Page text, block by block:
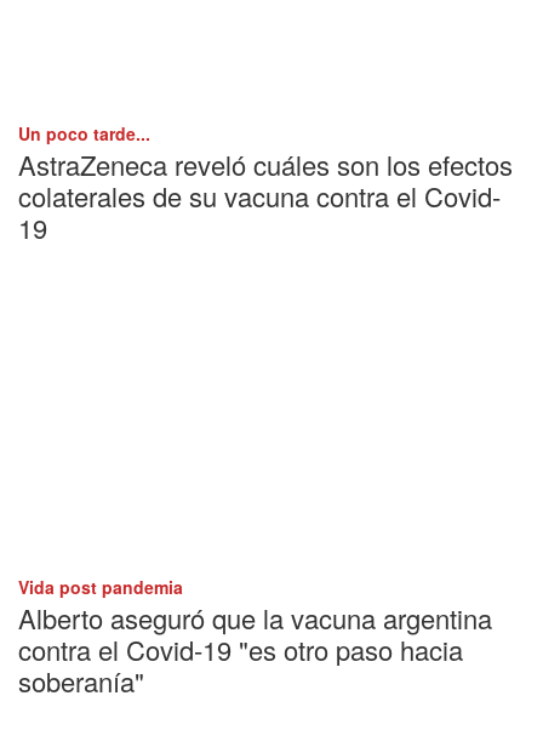
Un poco tarde...
AstraZeneca reveló cuáles son los efectos
colaterales de su vacuna contra el Covid-
19
Vida post pandemia
Alberto aseguró que la vacuna argentina
contra el Covid-19 "es otro paso hacia
soberanía"